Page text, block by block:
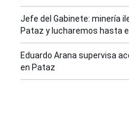
Jefe del Gabinete: minería
Pataz y lucharemos hasta
Eduardo Arana supervisa
en Pataz